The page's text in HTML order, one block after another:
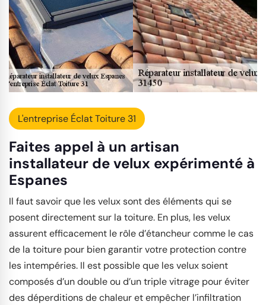
L'entreprise Éclat Toiture 31
Faites appel à un artisan
installateur de velux expérimenté à
Espanes
Il faut savoir que les velux sont des éléments qui se
posent directement sur la toiture. En plus, les velux
assurent efficacement le rôle d’étancheur comme le cas
de la toiture pour bien garantir votre protection contre
les intempéries. Il est possible que les velux soient
composés d’un double ou d’un triple vitrage pour éviter
des déperditions de chaleur et empêcher l’infiltration